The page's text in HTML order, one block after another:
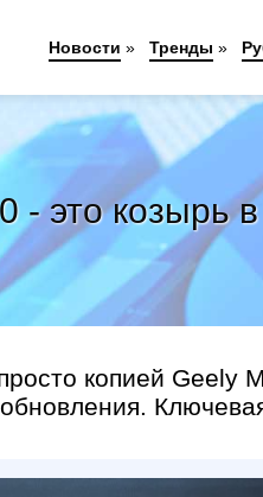
- это козырь
копией Geely
Новости » Тренды »